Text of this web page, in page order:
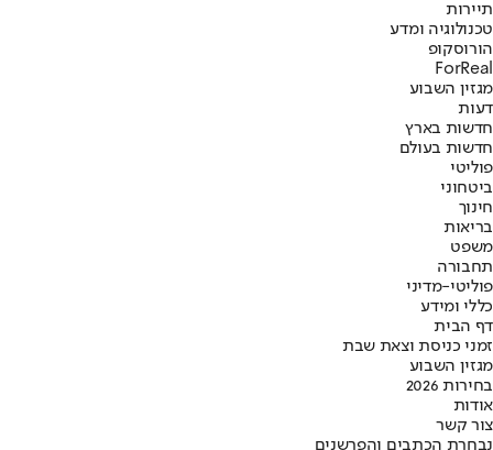
תיירות
טכנולוגיה ומדע
הורוסקופ
ForReal
מגזין השבוע
דעות
חדשות בארץ
חדשות בעולם
פוליטי
ביטחוני
חינוך
בריאות
משפט
תחבורה
פוליטי-מדיני
כללי ומידע
דף הבית
זמני כניסת וצאת שבת
מגזין השבוע
בחירות 2026
אודות
צור קשר
נבחרת הכתבים והפרשנים